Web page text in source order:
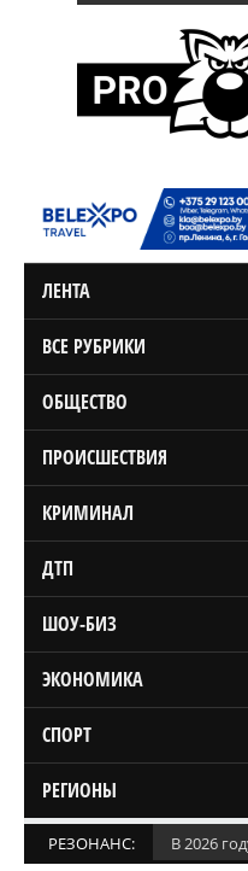
ЛЕНТА
ВСЕ РУБРИКИ
ОБЩЕСТВО
ПРОИСШЕСТВИЯ
КРИМИНАЛ
ДТП
ШОУ-БИЗ
ЭКОНОМИКА
СПОРТ
РЕГИОНЫ
РЕЗОНАНС: В 2026